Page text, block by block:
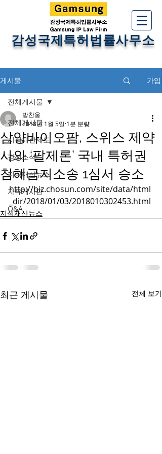
감성국제특허법률사무소
게시물 가입
전체게시물
지식재산제도
감성소식
지식재산뉴스
자유게시판
Q&A
전체게시물
삼양바이오팜, 스위스 제약
사와 ‘팔제론’ 국내 특허권
침해금지소송 1심서 승소
방찬웅
2018년 1월 5일 1분 분량
http://biz.chosun.com/site/data/html
_dir/2018/01/03/2018010302453.html
지식재산뉴스
최근 게시물 전체 보기